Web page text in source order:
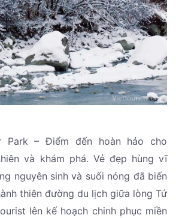
Park – Điểm đến hoàn hảo cho
và khám phá. Vẻ đẹp hùng vĩ
nguyên sinh và suối nóng đã biến
thiên đường du lịch giữa lòng Tứ
lên kế hoạch chinh phục miền